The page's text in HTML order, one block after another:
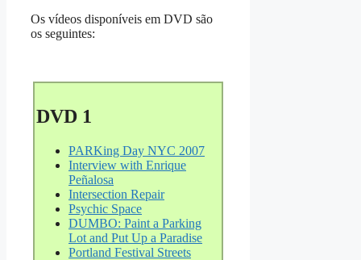
Os vídeos disponíveis em DVD são
os seguintes:
DVD 1
PARKing Day NYC 2007
Interview with Enrique
Peñalosa
Intersection Repair
Psychic Space
DUMBO: Paint a Parking
Lot and Put Up a Paradise
Portland Festival Streets